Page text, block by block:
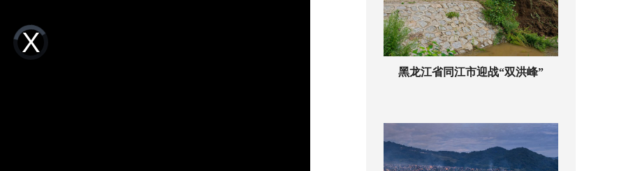
Video
Player
loading.
黑龙江省同江市迎战“双洪峰”